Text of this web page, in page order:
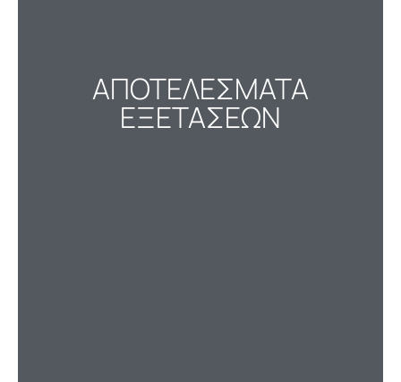
ΑΠΟΤΕΛΕΣΜΑΤΑ
ΕΞΕΤΑΣΕΩΝ